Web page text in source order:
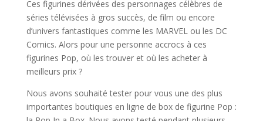
Ces figurines dérivées des personnages célèbres de
séries télévisées à gros succès, de film ou encore
d’univers fantastiques comme les MARVEL ou les DC
Comics. Alors pour une personne accrocs à ces
figurines Pop, où les trouver et où les acheter à
meilleurs prix ?
Nous avons souhaité tester pour vous une des plus
importantes boutiques en ligne de box de figurine Pop :